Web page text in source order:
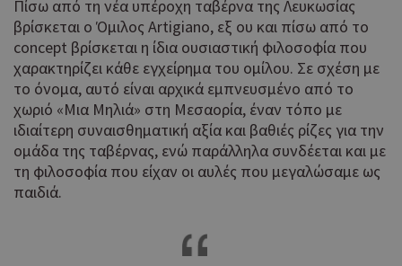
Πίσω από τη νέα υπέροχη ταβέρνα της Λευκωσίας
βρίσκεται ο Όμιλος Artigiano, εξ ου και πίσω από το
concept βρίσκεται η ίδια ουσιαστική φιλοσοφία που
χαρακτηρίζει κάθε εγχείρημα του ομίλου. Σε σχέση με
το όνομα, αυτό είναι αρχικά εμπνευσμένο από το
χωριό «Μια Μηλιά» στη Μεσαορία, έναν τόπο με
ιδιαίτερη συναισθηματική αξία και βαθιές ρίζες για την
ομάδα της ταβέρνας, ενώ παράλληλα συνδέεται και με
τη φιλοσοφία που είχαν οι αυλές που μεγαλώσαμε ως
παιδιά.